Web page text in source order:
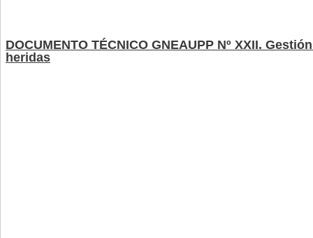
DOCUMENTO TÉCNICO GNEAUPP Nº XXII.
heridas